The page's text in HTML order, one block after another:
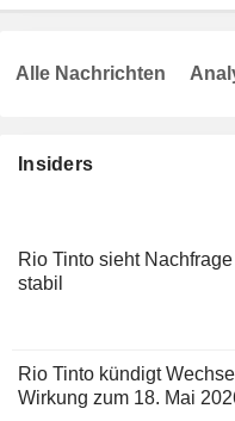
Insiders
Rio Tinto sieht
stabil
Rio Tinto kündigt
Wirkung zum 18. Mai
Alle Nachrichten